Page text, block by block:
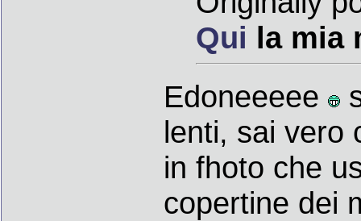
Qui la mia
Edoneeeee
lenti, sai vero
in fhoto che
copertine dei